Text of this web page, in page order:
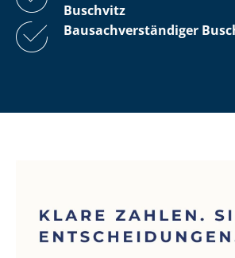
Buschvitz
Bau­sach­ver­stän­di­ger